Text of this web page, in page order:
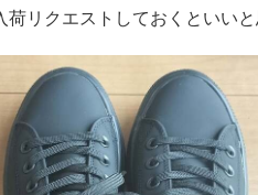
リクエストしておくといいと